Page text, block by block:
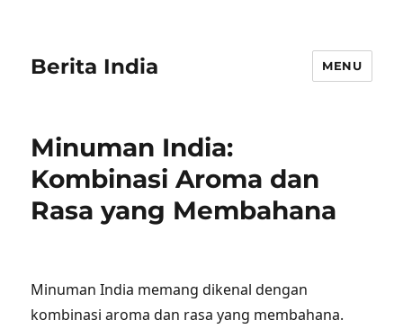
Berita India MENU
Minuman India:
Kombinasi Aroma dan
Rasa yang Membahana
Minuman India memang dikenal dengan
kombinasi aroma dan rasa yang membahana.